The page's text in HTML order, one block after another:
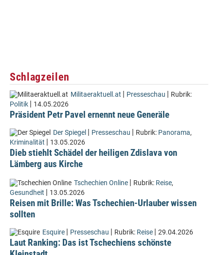
Schlagzeilen
Militaeraktuell.at | Presseschau | Rubrik:
Politik | 14.05.2026
Präsident Petr Pavel ernennt neue Generäle
Der Spiegel | Presseschau | Rubrik: Panorama,
Kriminalität | 13.05.2026
Dieb stiehlt Schädel der heiligen Zdislava von
Lämberg aus Kirche
Tschechien Online | Rubrik: Reise,
Gesundheit | 13.05.2026
Reisen mit Brille: Was Tschechien-Urlauber wissen
sollten
Esquire | Presseschau | Rubrik: Reise | 29.04.2026
Laut Ranking: Das ist Tschechiens schönste